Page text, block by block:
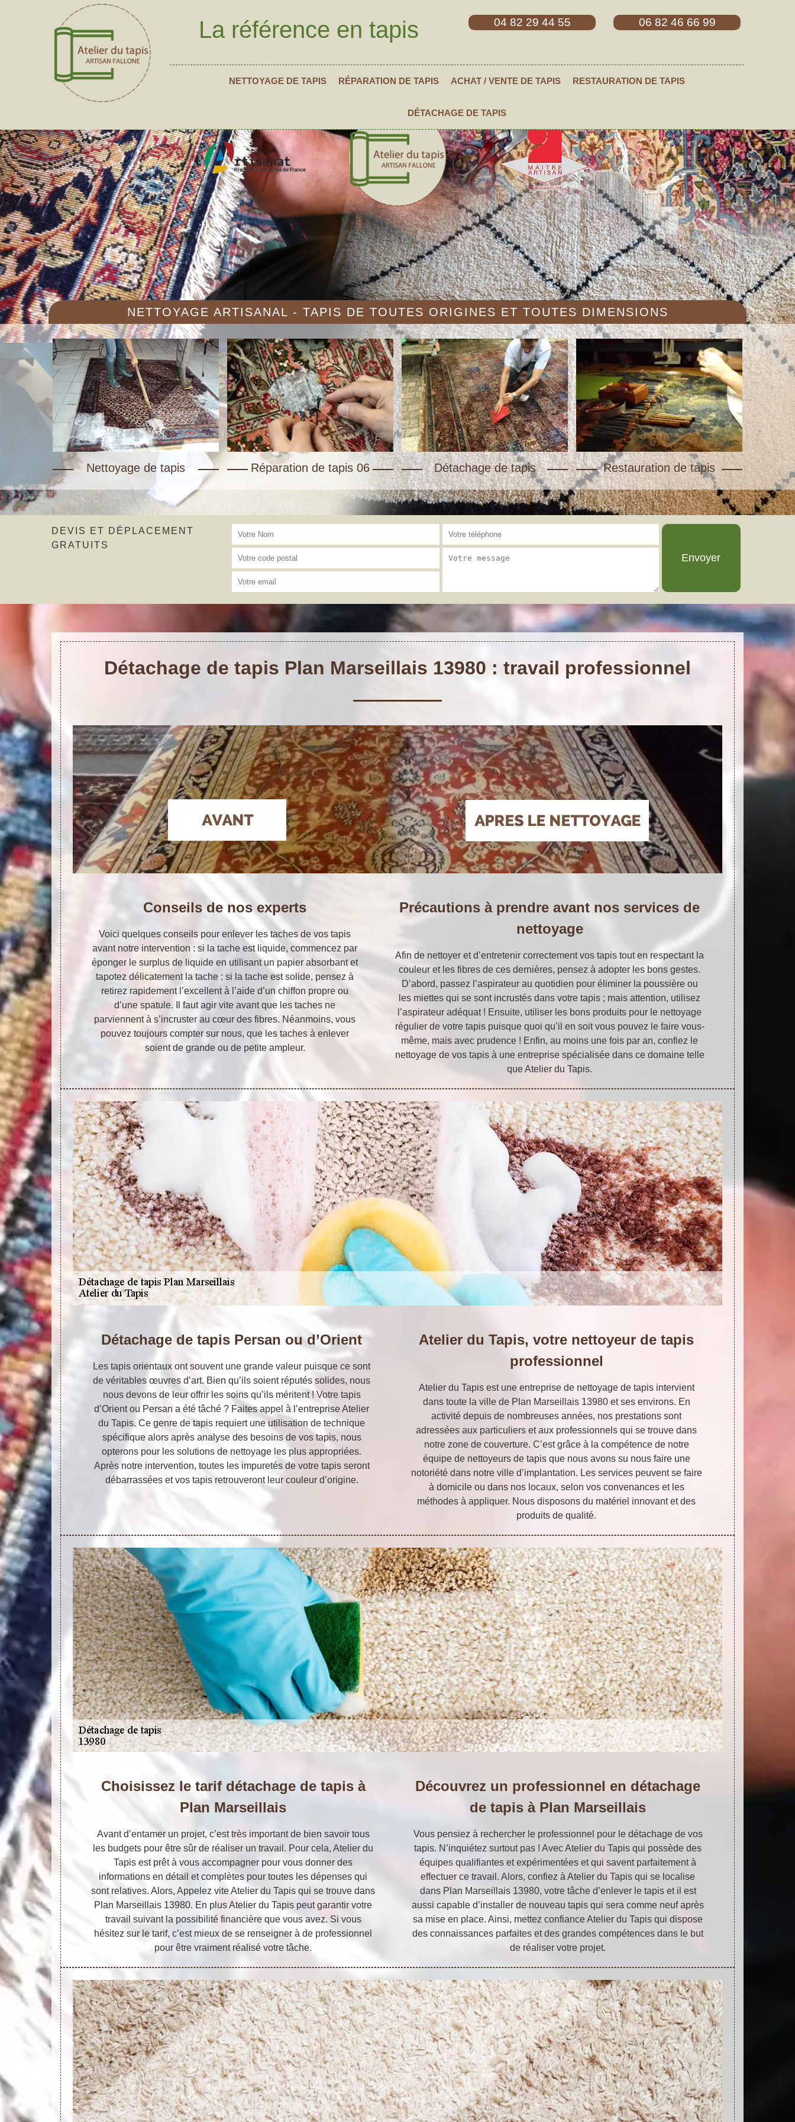
La référence en tapis 04 82 29 44 55 06 82 46 66 99
NETTOYAGE DE TAPIS RÉPARATION DE TAPIS ACHAT / VENTE DE TAPIS RESTAURATION DE TAPIS
DÉTACHAGE DE TAPIS
NETTOYAGE ARTISANAL - TAPIS DE TOUTES ORIGINES ET TOUTES DIMENSIONS
Nettoyage de tapis Réparation de tapis 06 Détachage de tapis Restauration de tapis
DEVIS ET DÉPLACEMENT
GRATUITS
Détachage de tapis Plan Marseillais 13980 : travail professionnel
Conseils de nos experts
Voici quelques conseils pour enlever les taches de vos tapis
avant notre intervention : si la tache est liquide, commencez par
éponger le surplus de liquide en utilisant un papier absorbant et
tapotez délicatement la tache ; si la tache est solide, pensez à
retirez rapidement l’excellent à l’aide d’un chiffon propre ou
d’une spatule. Il faut agir vite avant que les taches ne
parviennent à s’incruster au cœur des fibres. Néanmoins, vous
pouvez toujours compter sur nous, que les taches à enlever
soient de grande ou de petite ampleur.
Précautions à prendre avant nos services de
nettoyage
Afin de nettoyer et d’entretenir correctement vos tapis tout en respectant la
couleur et les fibres de ces dernières, pensez à adopter les bons gestes.
D’abord, passez l’aspirateur au quotidien pour éliminer la poussière ou
les miettes qui se sont incrustés dans votre tapis ; mais attention, utilisez
l’aspirateur adéquat ! Ensuite, utiliser les bons produits pour le nettoyage
régulier de votre tapis puisque quoi qu’il en soit vous pouvez le faire vous-
même, mais avec prudence ! Enfin, au moins une fois par an, confiez le
nettoyage de vos tapis à une entreprise spécialisée dans ce domaine telle
que Atelier du Tapis.
Détachage de tapis Persan ou d’Orient
Les tapis orientaux ont souvent une grande valeur puisque ce sont
de véritables œuvres d’art. Bien qu’ils soient réputés solides, nous
nous devons de leur offrir les soins qu’ils méritent ! Votre tapis
d’Orient ou Persan a été tâché ? Faites appel à l’entreprise Atelier
du Tapis. Ce genre de tapis requiert une utilisation de technique
spécifique alors après analyse des besoins de vos tapis, nous
opterons pour les solutions de nettoyage les plus appropriées.
Après notre intervention, toutes les impuretés de votre tapis seront
débarrassées et vos tapis retrouveront leur couleur d’origine.
Atelier du Tapis, votre nettoyeur de tapis
professionnel
Atelier du Tapis est une entreprise de nettoyage de tapis intervient
dans toute la ville de Plan Marseillais 13980 et ses environs. En
activité depuis de nombreuses années, nos prestations sont
adressées aux particuliers et aux professionnels qui se trouve dans
notre zone de couverture. C’est grâce à la compétence de notre
équipe de nettoyeurs de tapis que nous avons su nous faire une
notoriété dans notre ville d’implantation. Les services peuvent se faire
à domicile ou dans nos locaux, selon vos convenances et les
méthodes à appliquer. Nous disposons du matériel innovant et des
produits de qualité.
Choisissez le tarif détachage de tapis à
Plan Marseillais
Avant d’entamer un projet, c’est très important de bien savoir tous
les budgets pour être sûr de réaliser un travail. Pour cela, Atelier du
Tapis est prêt à vous accompagner pour vous donner des
informations en détail et complètes pour toutes les dépenses qui
sont relatives. Alors, Appelez vite Atelier du Tapis qui se trouve dans
Plan Marseillais 13980. En plus Atelier du Tapis peut garantir votre
travail suivant la possibilité financière que vous avez. Si vous
hésitez sur le tarif, c’est mieux de se renseigner à de professionnel
pour être vraiment réalisé votre tâche.
Découvrez un professionnel en détachage
de tapis à Plan Marseillais
Vous pensiez à rechercher le professionnel pour le détachage de vos
tapis. N’inquiétez surtout pas ! Avec Atelier du Tapis qui possède des
équipes qualifiantes et expérimentées et qui savent parfaitement à
effectuer ce travail. Alors, confiez à Atelier du Tapis qui se localise
dans Plan Marseillais 13980, votre tâche d’enlever le tapis et il est
aussi capable d’installer de nouveau tapis qui sera comme neuf après
sa mise en place. Ainsi, mettez confiance Atelier du Tapis qui dispose
des connaissances parfaites et des grandes compétences dans le but
de réaliser votre projet.